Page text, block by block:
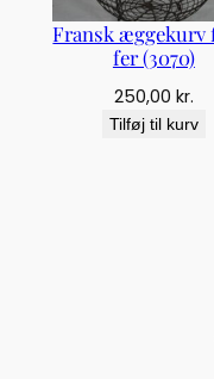
)
a
Fransk æggekurv
fer (3070)
250,00 kr.
Tilføj til kurv